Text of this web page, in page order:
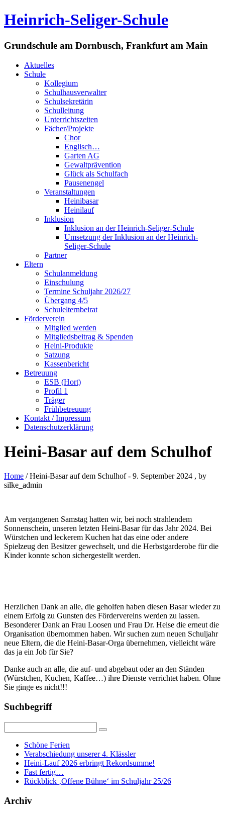
Heinrich-Seliger-Schule
Grundschule am Dornbusch, Frankfurt am Main
Aktuelles
Schule
Kollegium
Schulhausverwalter
Schulsekretärin
Schulleitung
Unterrichtszeiten
Fächer/Projekte
Chor
Englisch…
Garten AG
Gewaltprävention
Glück als Schulfach
Pausenengel
Veranstaltungen
Heinibasar
Heinilauf
Inklusion
Inklusion an der Heinrich-Seliger-Schule
Umsetzung der Inklusion an der Heinrich-
Seliger-Schule
Partner
Eltern
Schulanmeldung
Einschulung
Termine Schuljahr 2026/27
Übergang 4/5
Schulelternbeirat
Förderverein
Mitglied werden
Mitgliedsbeitrag & Spenden
Heini-Produkte
Satzung
Kassenbericht
Betreuung
ESB (Hort)
Profil 1
Träger
Frühbetreuung
Kontakt / Impressum
Datenschutzerklärung
Heini-Basar auf dem Schulhof
Home / Heini-Basar auf dem Schulhof- 9. September 2024 , by
silke_admin
Am vergangenen Samstag hatten wir, bei noch strahlendem
Sonnenschein, unseren letzten Heini-Basar für das Jahr 2024. Bei
Würstchen und leckerem Kuchen hat das eine oder andere
Spielzeug den Besitzer gewechselt, und die Herbstgarderobe für die
Kinder konnte schon sichergestellt werden.
Herzlichen Dank an alle, die geholfen haben diesen Basar wieder zu
einem Erfolg zu Gunsten des Fördervereins werden zu lassen.
Besonderer Dank an Frau Loosen und Frau Dr. Heise die erneut die
Organisation übernommen haben. Wir suchen zum neuen Schuljahr
neue Eltern, die die Heini-Basar-Orga übernehmen, vielleicht wäre
das ja ein Job für Sie?
Danke auch an alle, die auf- und abgebaut oder an den Ständen
(Würstchen, Kuchen, Kaffee…) ihre Dienste verrichtet haben. Ohne
Sie ginge es nicht!!!
Suchbegriff
Schöne Ferien
Verabschiedung unserer 4. Klässler
Heini-Lauf 2026 erbringt Rekordsumme!
Fast fertig…
Rückblick ‚Offene Bühne‘ im Schuljahr 25/26
Archiv